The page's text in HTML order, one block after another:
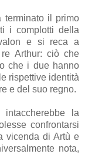
terminato il primo
i complotti della
e si reca a
Arthur: ciò che
che i due hanno
rispettive identità
e del suo regno.
intaccherebbe la
confrontarsi
vicenda di Artù e
nota,